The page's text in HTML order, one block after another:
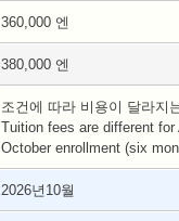
360,000 엔
380,000 엔
조건에 따라 비용이 달라지
Tuition fees are different
October enrollment (six
2026년10월